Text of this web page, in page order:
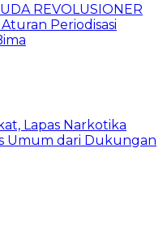
REVOLUSIONER
Periodisasi
Lapas Narkotika
Umum dari Dukungan